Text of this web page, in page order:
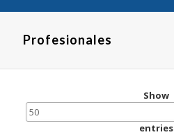
Profesionales
Show
entries